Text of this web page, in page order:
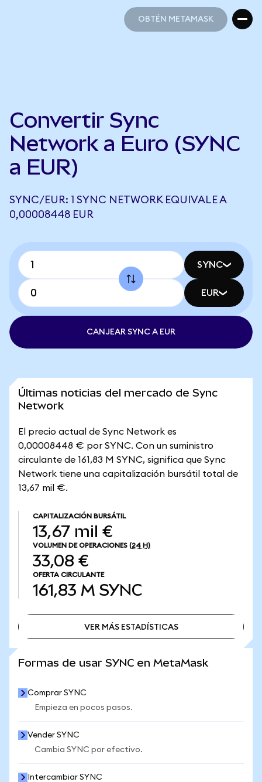
OBTÉN METAMASK
Convertir Sync
Network a Euro (SYNC
a EUR)
SYNC/EUR: 1 SYNC NETWORK EQUIVALE A
0,00008448 EUR
SYNC
EUR
CANJEAR SYNC A EUR
Últimas noticias del mercado de Sync
Network
El precio actual de Sync Network es
0,00008448 € por SYNC. Con un suministro
circulante de 161,83 M SYNC, significa que Sync
Network tiene una capitalización bursátil total de
13,67 mil €.
CAPITALIZACIÓN BURSÁTIL
13,67 mil €
VOLUMEN DE OPERACIONES (24 H)
33,08 €
OFERTA CIRCULANTE
161,83 M SYNC
VER MÁS ESTADÍSTICAS
Formas de usar SYNC en MetaMask
Comprar SYNC
Empieza en pocos pasos.
Vender SYNC
Cambia SYNC por efectivo.
Intercambiar SYNC